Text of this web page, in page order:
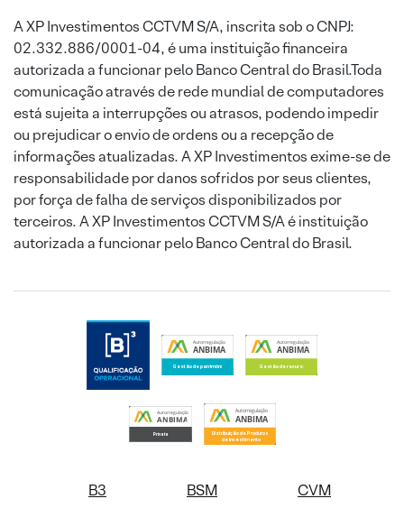
A XP Investimentos CCTVM S/A, inscrita sob o CNPJ:
02.332.886/0001-04, é uma instituição financeira
autorizada a funcionar pelo Banco Central do Brasil.Toda
comunicação através de rede mundial de computadores
está sujeita a interrupções ou atrasos, podendo impedir
ou prejudicar o envio de ordens ou a recepção de
informações atualizadas. A XP Investimentos exime-se de
responsabilidade por danos sofridos por seus clientes,
por força de falha de serviços disponibilizados por
terceiros. A XP Investimentos CCTVM S/A é instituição
autorizada a funcionar pelo Banco Central do Brasil.
B3 BSM CVM